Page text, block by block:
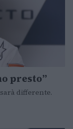
presto”
differente.